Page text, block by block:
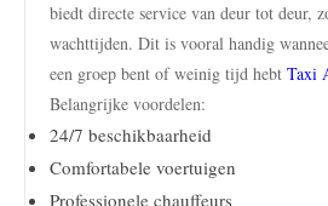
biedt directe service van deur tot deur,
wachttijden. Dit is vooral handig
een groep bent of weinig tijd hebt Taxi
Belangrijke voordelen:
24/7 beschikbaarheid
Comfortabele voertuigen
Professionele chauffeurs